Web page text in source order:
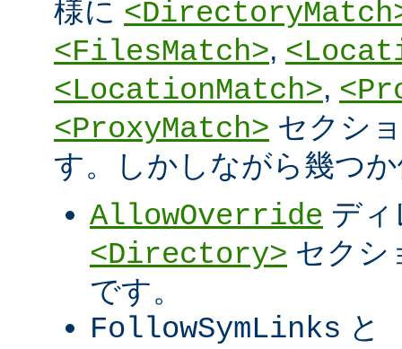
様に
<FilesMatch>,
<LocationMatch>,
<ProxyMatch> セクシ
す。しかしながら幾つ
AllowOverride デ
<Directory> セクシ
です。
FollowSymLinks と